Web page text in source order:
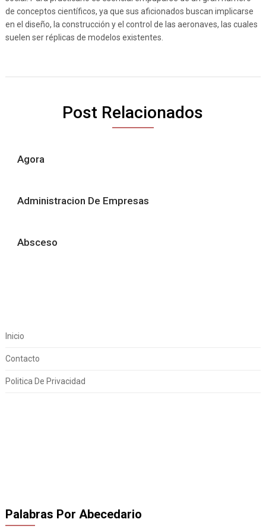
de conceptos científicos, ya que sus aficionados buscan implicarse
en el diseño, la construcción y el control de las aeronaves, las cuales
suelen ser réplicas de modelos existentes.
Post Relacionados
Agora
Administracion De Empresas
Absceso
Inicio
Contacto
Politica De Privacidad
Palabras Por Abecedario